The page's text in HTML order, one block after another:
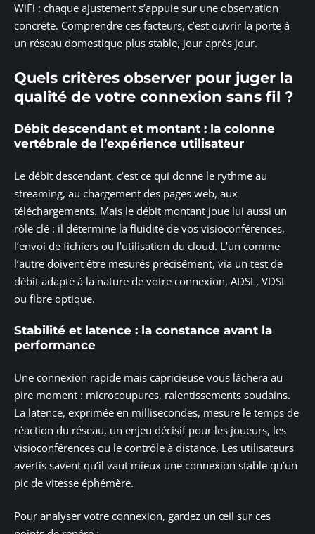
WiFi : chaque ajustement s’appuie sur une observation
concrète. Comprendre ces facteurs, c’est ouvrir la porte à
un réseau domestique plus stable, jour après jour.
Quels critères observer pour juger la
qualité de votre connexion sans fil ?
Débit descendant et montant : la colonne
vertébrale de l’expérience utilisateur
Le débit descendant, c’est ce qui donne le rythme au
streaming, au chargement des pages web, aux
téléchargements. Mais le débit montant joue lui aussi un
rôle clé : il détermine la fluidité de vos visioconférences,
l’envoi de fichiers ou l’utilisation du cloud. L’un comme
l’autre doivent être mesurés précisément, via un test de
débit adapté à la nature de votre connexion, ADSL, VDSL
ou fibre optique.
Stabilité et latence : la constance avant la
performance
Une connexion rapide mais capricieuse vous lâchera au
pire moment : microcoupures, ralentissements soudains.
La latence, exprimée en millisecondes, mesure le temps de
réaction du réseau, un enjeu décisif pour les joueurs, les
visioconférences ou le contrôle à distance. Les utilisateurs
avertis savent qu’il vaut mieux une connexion stable qu’un
pic de vitesse éphémère.
Pour analyser votre connexion, gardez un œil sur ces